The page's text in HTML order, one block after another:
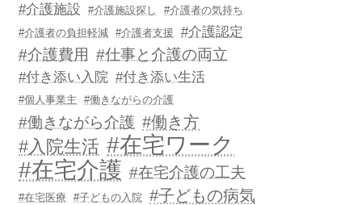
#介護施設 #介護施設探し
#介護者の気持ち
#介護者の負担軽減
#介護者支援 #介護認定
#介護費用 #仕事と介護の両立
#付き添い入院 #付き添い生活
#個人事業主 #働きながらの介護
#働きながら介護 #働き方
#入院生活 #在宅ワーク
#在宅介護 #在宅介護の工夫
#在宅医療 #子どもの入院 #子どもの病気